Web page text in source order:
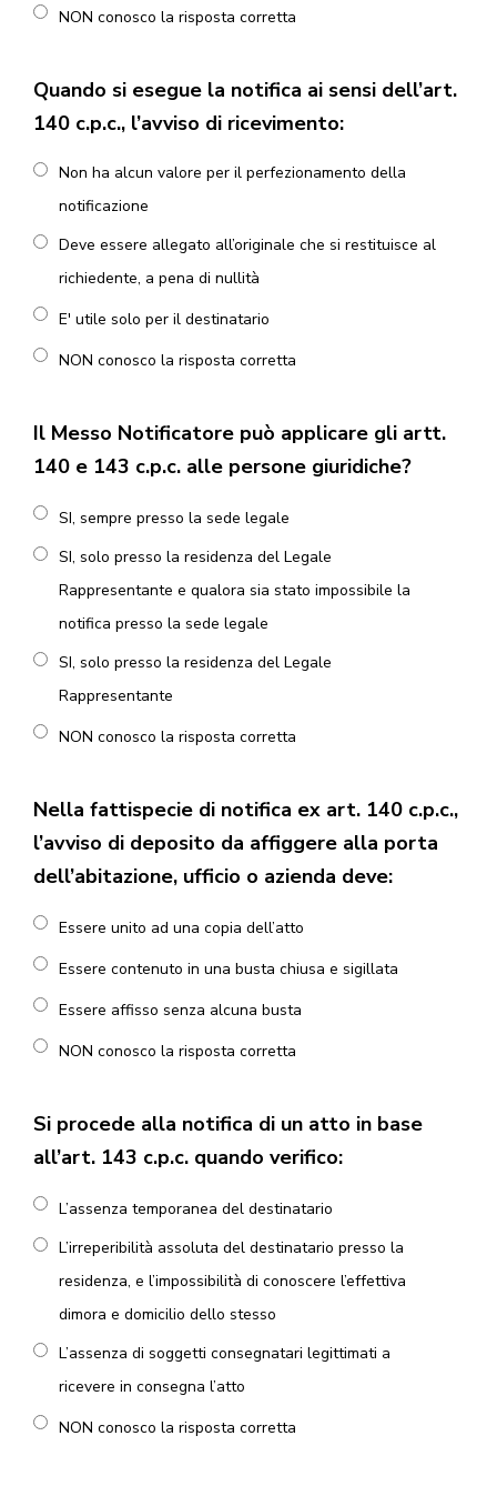
NON conosco la risposta corretta
Quando si esegue la notifica ai sensi dell’art.
140 c.p.c., l’avviso di ricevimento:
Non ha alcun valore per il perfezionamento della
notificazione
Deve essere allegato all’originale che si restituisce al
richiedente, a pena di nullità
E' utile solo per il destinatario
NON conosco la risposta corretta
Il Messo Notificatore può applicare gli artt.
140 e 143 c.p.c. alle persone giuridiche?
SI, sempre presso la sede legale
SI, solo presso la residenza del Legale
Rappresentante e qualora sia stato impossibile la
notifica presso la sede legale
SI, solo presso la residenza del Legale
Rappresentante
NON conosco la risposta corretta
Nella fattispecie di notifica ex art. 140 c.p.c.,
l’avviso di deposito da affiggere alla porta
dell’abitazione, ufficio o azienda deve:
Essere unito ad una copia dell’atto
Essere contenuto in una busta chiusa e sigillata
Essere affisso senza alcuna busta
NON conosco la risposta corretta
Si procede alla notifica di un atto in base
all’art. 143 c.p.c. quando verifico:
L’assenza temporanea del destinatario
L’irreperibilità assoluta del destinatario presso la
residenza, e l’impossibilità di conoscere l’effettiva
dimora e domicilio dello stesso
L’assenza di soggetti consegnatari legittimati a
ricevere in consegna l’atto
NON conosco la risposta corretta